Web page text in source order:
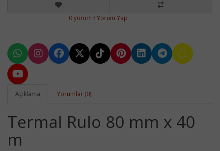
0 yorum /Yorum Yap
Açıklama Yorumlar (0)
Termal Rulo 80 mm x 40
m